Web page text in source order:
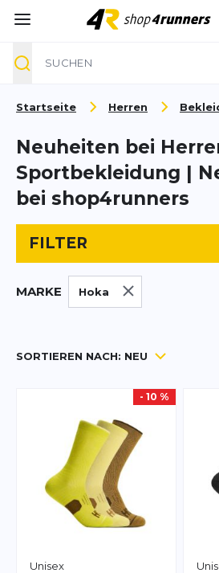
Startseite Herren
Neuheiten bei
Sportbekleidung |
bei shop4runners
FILTER
MARKE Hoka
SORTIEREN NACH: NEU
- 10 %
Unisex